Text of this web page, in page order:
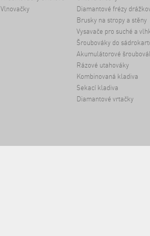
Vlnovačky
Diamantové frézy
Brusky na stropy a stěny
Vysavače pro suché a
Šroubováky do
Akumulátorové
Rázové utahováky
Kombinovaná kladiva
Sekací kladiva
Diamantové vrtačky